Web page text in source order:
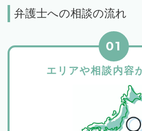
弁護士への相談の流れ
エリアや相談内容
01